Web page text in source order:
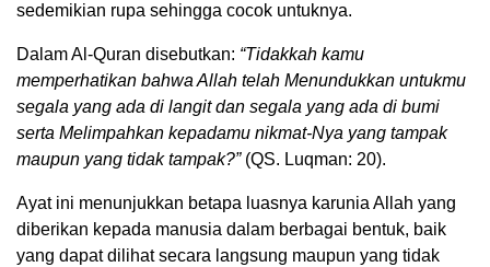
sedemikian rupa sehingga cocok untuknya.
Dalam Al-Quran disebutkan: “Tidakkah kamu
memperhatikan bahwa Allah telah Menundukkan untukmu
segala yang ada di langit dan segala yang ada di bumi
serta Melimpahkan kepadamu nikmat-Nya yang tampak
maupun yang tidak tampak?”(QS. Luqman: 20).
Ayat ini menunjukkan betapa luasnya karunia Allah yang
diberikan kepada manusia dalam berbagai bentuk, baik
yang dapat dilihat secara langsung maupun yang tidak